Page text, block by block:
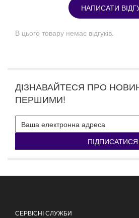
НАПИСАТИ
В цього товару немає відгуків.
ДІЗНАВАЙТЕСЯ ПРО
ПЕРШИМИ!
ПІДПИСАТИСЯ
СЕРВІСНІ СЛУЖБИ